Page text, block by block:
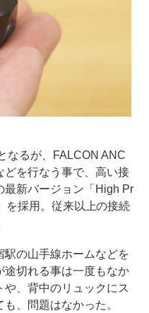
なるが、FALCON ANC
どを行なう事で、高い接
最新バージョン「High Pr
を採用。従来以上の接続
の山手線ホームなどを
途切れる事は一度もなか
や、背中のリュックにス
、問題はなかった。